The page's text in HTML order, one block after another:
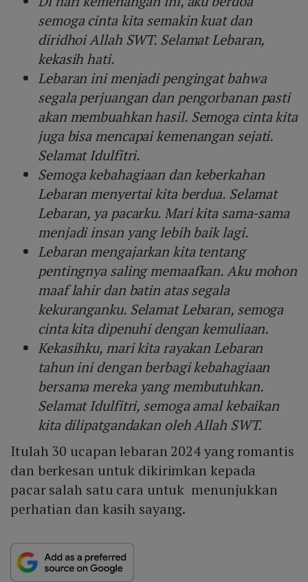
semoga cinta kita semakin kuat dan
diridhoi Allah SWT. Selamat Lebaran,
kekasih hati.
Lebaran ini menjadi pengingat bahwa
segala perjuangan dan pengorbanan pasti
akan membuahkan hasil. Semoga cinta kita
juga bisa mencapai kemenangan sejati.
Selamat Idulfitri.
Semoga kebahagiaan dan keberkahan
Lebaran menyertai kita berdua. Selamat
Lebaran, ya pacarku. Mari kita sama-sama
menjadi insan yang lebih baik lagi.
Lebaran mengajarkan kita tentang
pentingnya saling memaafkan. Aku mohon
maaf lahir dan batin atas segala
kekuranganku. Selamat Lebaran, semoga
cinta kita dipenuhi dengan kemuliaan.
Kekasihku, mari kita rayakan Lebaran
tahun ini dengan berbagi kebahagiaan
bersama mereka yang membutuhkan.
Selamat Idulfitri, semoga amal kebaikan
kita dilipatgandakan oleh Allah SWT.
Itulah 30 ucapan lebaran 2024 yang romantis
dan berkesan untuk dikirimkan kepada
pacar salah satu cara untuk menunjukkan
perhatian dan kasih sayang.